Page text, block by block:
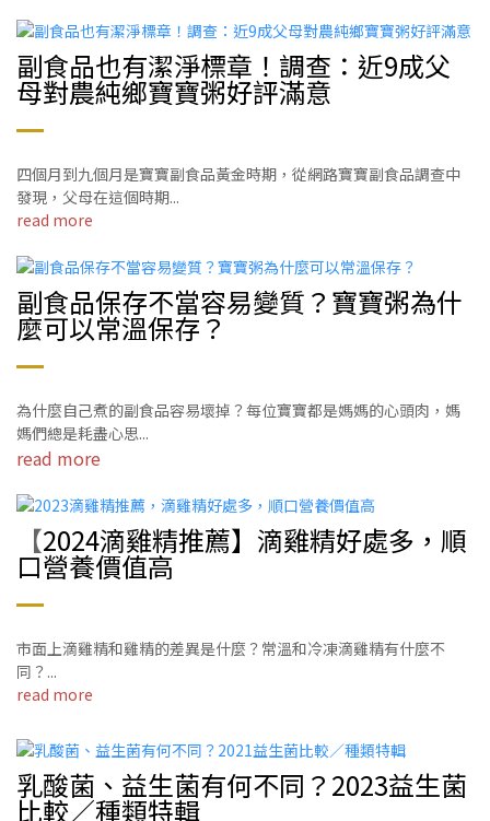
副食品也有潔淨標章！調查：近9成父
母對農純鄉寶寶粥好評滿意
四個月到九個月是寶寶副食品黃金時期，從網路寶寶副食品調查中
發現，父母在這個時期...
read more
副食品保存不當容易變質？寶寶粥為什
麼可以常溫保存？
為什麼自己煮的副食品容易壞掉？每位寶寶都是媽媽的心頭肉，媽
媽們總是耗盡心思...
read more
【2024滴雞精推薦】滴雞精好處多，順
口營養價值高
市面上滴雞精和雞精的差異是什麼？常溫和冷凍滴雞精有什麼不
同？...
read more
乳酸菌、益生菌有何不同？2023益生菌
比較／種類特輯